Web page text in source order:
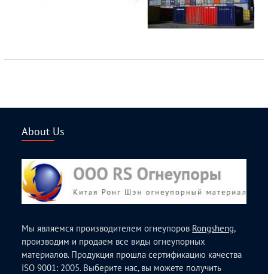
About Us
Мы являемся производителем огнеупоров Rongsheng,
производим и продаем все виды огнеупорных
материалов. Продукция прошла сертификацию качества
ISO 9001: 2005. Выберите нас, вы можете получить